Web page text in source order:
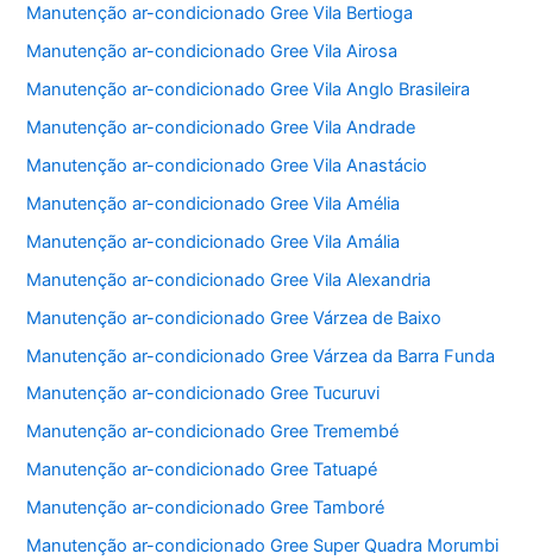
Manutenção ar-condicionado Gree Vila Bertioga
Manutenção ar-condicionado Gree Vila Airosa
Manutenção ar-condicionado Gree Vila Anglo Brasileira
Manutenção ar-condicionado Gree Vila Andrade
Manutenção ar-condicionado Gree Vila Anastácio
Manutenção ar-condicionado Gree Vila Amélia
Manutenção ar-condicionado Gree Vila Amália
Manutenção ar-condicionado Gree Vila Alexandria
Manutenção ar-condicionado Gree Várzea de Baixo
Manutenção ar-condicionado Gree Várzea da Barra Funda
Manutenção ar-condicionado Gree Tucuruvi
Manutenção ar-condicionado Gree Tremembé
Manutenção ar-condicionado Gree Tatuapé
Manutenção ar-condicionado Gree Tamboré
Manutenção ar-condicionado Gree Super Quadra Morumbi